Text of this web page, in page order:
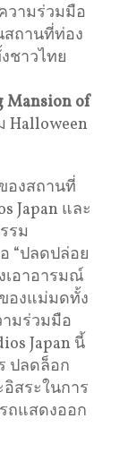
วามร่วมมือ
สถานที่ท่อง
ชาวไทย
Mansion of
Halloween
องสถานที่
Japan และ
รม
“ปลดปล่อย
อาอารมณ์
องแม่มดทั้ง
มร่วมมือ
Japan นี้
ปลดล็อก
สระในการ
ถแสดงออก